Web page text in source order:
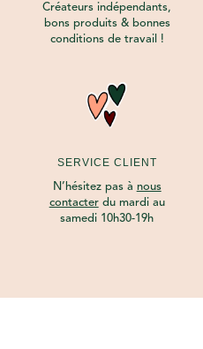
Créateurs indépendants,
bons produits & bonnes
conditions de travail !
SERVICE CLIENT
N’hésitez pas à nous
contacterdu mardi au
samedi 10h30-19h